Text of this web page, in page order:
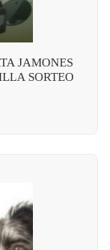
JAMONES
SORTEO